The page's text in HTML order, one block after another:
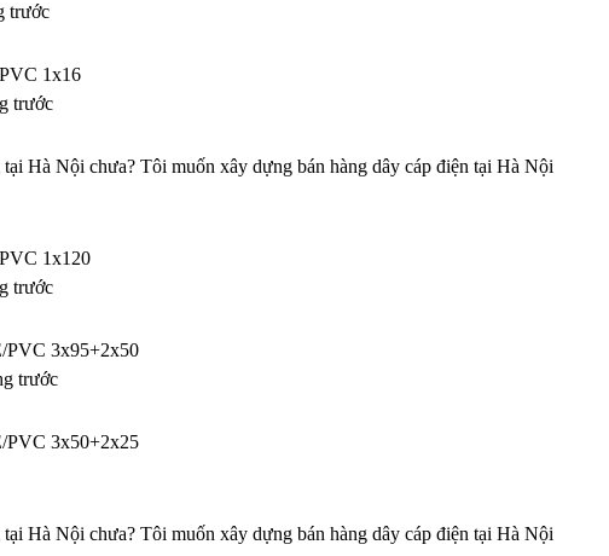
trước
1x16
trước
Hà Nội chưa? Tôi muốn xây dựng bán hàng dây cáp điện tại Hà Nội
1x120
trước
PVC 3x95+2x50
trước
PVC 3x50+2x25
Hà Nội chưa? Tôi muốn xây dựng bán hàng dây cáp điện tại Hà Nội